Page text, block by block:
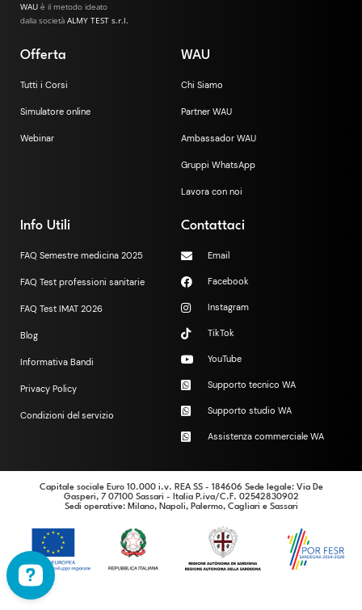
WAU è il metodo ideato
dalla società ALMY TEST s.r.l.
Offerta
Tutti i Corsi
Simulatore online
Webinar
WAU
Chi Siamo
Partner WAU
Ambassador WAU
Gruppi WhatsApp
Lavora con noi
Info Utili
FAQ Semestre medicina 2025
FAQ Test professioni sanitarie
FAQ Test IMAT 2026
Blog
Informativa Bandi
Privacy Policy
Condizioni del servizio
Contattaci
Email
Facebook
Instagram
TikTok
YouTube
Supporto tecnico WA
Supporto studio WA
Assistenza commerciale WA
Capitale sociale Euro 10.000 i.v. REA SS - 184606 Sede legale: Via De
Gasperi, 7 07100 Sassari - Italia P.iva/C.F. 02542830902
Sedi operative: Milano, Napoli, Palermo, Cagliari e Sassari